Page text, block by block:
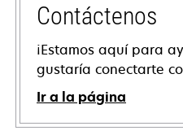
Contáctenos
¡Estamos aquí para
gustaría conectarte
Ir a la página